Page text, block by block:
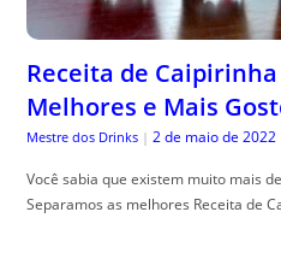
Receita de
Melhores e Mais
Mestre dos Drinks | 2 de maio de 2022
Você sabia que existem muito mais
Separamos as melhores Receita de